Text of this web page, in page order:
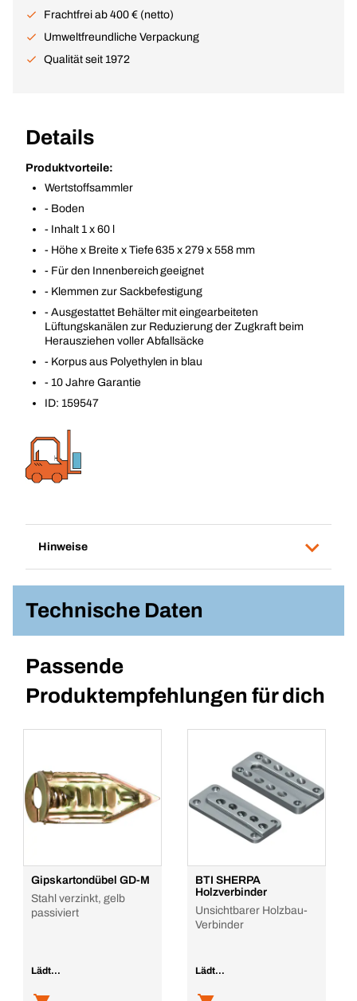
Frachtfrei ab 400 € (netto)
Umweltfreundliche Verpackung
Qualität seit 1972
Details
Produktvorteile:
Wertstoffsammler
- Boden
- Inhalt 1 x 60 l
- Höhe x Breite x Tiefe 635 x 279 x 558 mm
- Für den Innenbereich geeignet
- Klemmen zur Sackbefestigung
- Ausgestattet Behälter mit eingearbeiteten
Lüftungskanälen zur Reduzierung der Zugkraft beim
Herausziehen voller Abfallsäcke
- Korpus aus Polyethylen in blau
- 10 Jahre Garantie
ID: 159547
Hinweise
Technische Daten
Passende
Produktempfehlungen für dich
Gipskartondübel GD-M
Stahl verzinkt, gelb
passiviert
Lädt...
BTI SHERPA
Holzverbinder
Unsichtbarer Holzbau-
Verbinder
Lädt...